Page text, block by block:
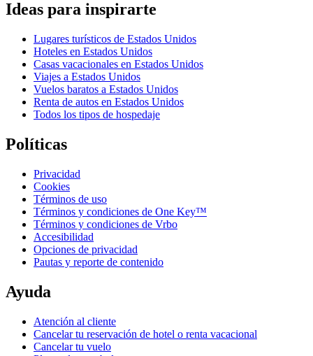
Ideas para inspirarte
Lugares turísticos de Estados Unidos
Hoteles en Estados Unidos
Casas vacacionales en Estados Unidos
Viajes a Estados Unidos
Vuelos baratos a Estados Unidos
Renta de autos en Estados Unidos
Todos los tipos de hospedaje
Políticas
Privacidad
Cookies
Términos de uso
Términos y condiciones de One Key™
Términos y condiciones de Vrbo
Accesibilidad
Opciones de privacidad
Pautas y reporte de contenido
Ayuda
Atención al cliente
Cancelar tu reservación de hotel o renta vacacional
Cancelar tu vuelo